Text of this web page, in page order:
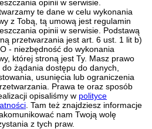
opinii w serwisie.
te dane w celu wykonania
z Tobą, tą umową jest regulamin
opinii w serwisie. Podstawą
przetwarzania jest art. 6 ust. 1 lit b)
- niezbędność do wykonania
której stroną jest Ty. Masz prawo
do żądania dostępu do danych,
usunięcia lub ograniczenia
Prawa te oraz sposób
opisaliśmy w polityce
. Tam też znajdziesz informacje
nam Twoją wolę
z tych praw.